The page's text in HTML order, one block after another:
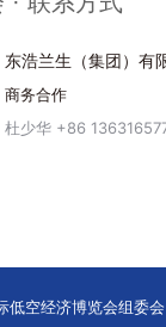
东浩兰生（集团）有
商务合作
杜少华 +86
空经济博览会组委